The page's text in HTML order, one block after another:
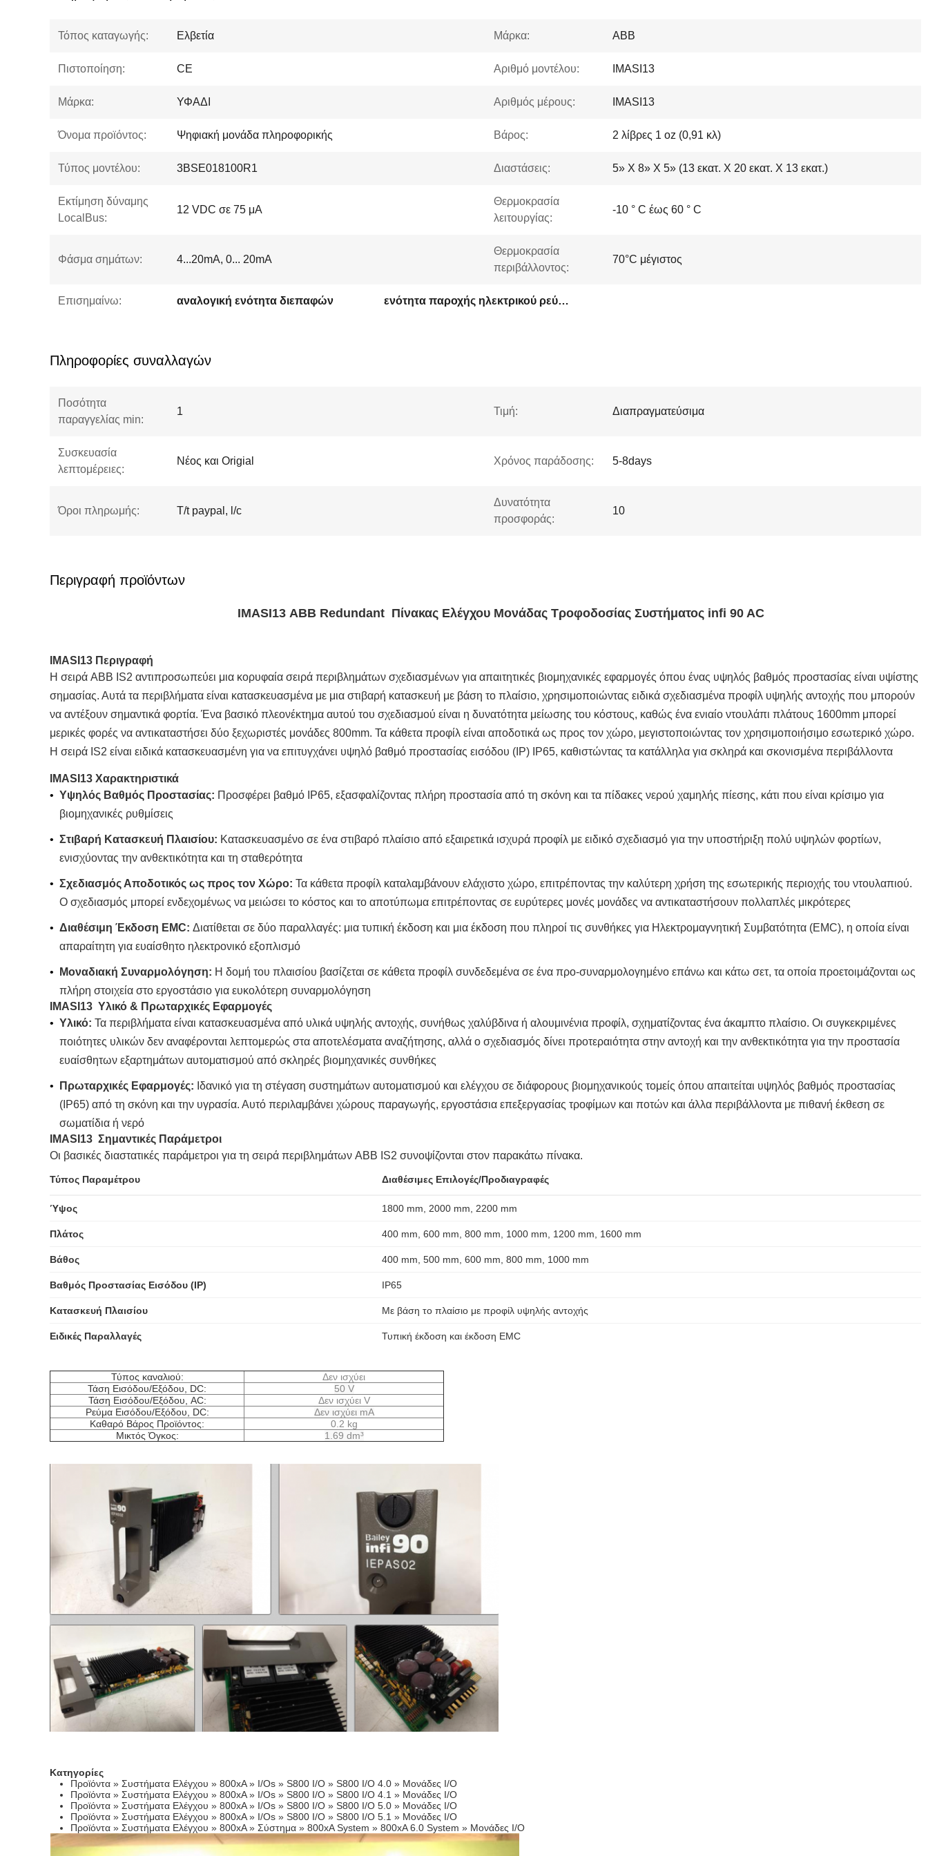
Τόπος καταγωγής: Ελβετία Μάρκα: ABB
Πιστοποίηση: CE Αριθμό μοντέλου: IMASI13
Μάρκα: ΥΦΑΔΙ Αριθμός μέρους: IMASI13
Όνομα προϊόντος: Ψηφιακή μονάδα πληροφορικής Βάρος: 2 λίβρες 1 oz (0,91 κλ)
Τύπος μοντέλου: 3BSE018100R1 Διαστάσεις: 5» Χ 8» Χ 5» (13 εκατ. Χ 20 εκατ. Χ 13 εκατ.)
Εκτίμηση δύναμης
LocalBus:
12 VDC σε 75 μΑ
Θερμοκρασία
λειτουργίας:
-10 ° C έως 60 ° C
Φάσμα σημάτων: 4...20mA, 0... 20mA
Θερμοκρασία
περιβάλλοντος:
70°C μέγιστος
Επισημαίνω: αναλογική ενότητα διεπαφών ενότητα παροχής ηλεκτρικού ρεύματος PLC
Πληροφορίες συναλλαγών
Ποσότητα
παραγγελίας min:
1 Τιμή: Διαπραγματεύσιμα
Συσκευασία
λεπτομέρειες:
Νέος και Origial Χρόνος παράδοσης: 5-8days
Όροι πληρωμής: T/t paypal, l/c
Δυνατότητα
προσφοράς:
10
Περιγραφή προϊόντων
IMASI13 ABB Redundant Πίνακας Ελέγχου Μονάδας Τροφοδοσίας Συστήματος infi 90 AC
IMASI13 Περιγραφή​
Η σειρά ABB IS2 αντιπροσωπεύει μια κορυφαία σειρά περιβλημάτων σχεδιασμένων για απαιτητικές βιομηχανικές εφαρμογές όπου ένας υψηλός βαθμός προστασίας είναι υψίστης
σημασίας. Αυτά τα περιβλήματα είναι κατασκευασμένα με μια στιβαρή κατασκευή με βάση το πλαίσιο, χρησιμοποιώντας ειδικά σχεδιασμένα προφίλ υψηλής αντοχής που μπορούν
να αντέξουν σημαντικά φορτία. Ένα βασικό πλεονέκτημα αυτού του σχεδιασμού είναι η δυνατότητα μείωσης του κόστους, καθώς ένα ενιαίο ντουλάπι πλάτους 1600mm μπορεί
μερικές φορές να αντικαταστήσει δύο ξεχωριστές μονάδες 800mm. Τα κάθετα προφίλ είναι αποδοτικά ως προς τον χώρο, μεγιστοποιώντας τον χρησιμοποιήσιμο εσωτερικό χώρο.
Η σειρά IS2 είναι ειδικά κατασκευασμένη για να επιτυγχάνει υψηλό βαθμό προστασίας εισόδου (IP) IP65, καθιστώντας τα κατάλληλα για σκληρά και σκονισμένα περιβάλλοντα
IMASI13 Χαρακτηριστικά​
• ​Υψηλός Βαθμός Προστασίας:​ ​ Προσφέρει βαθμό IP65, εξασφαλίζοντας πλήρη προστασία από τη σκόνη και τα πίδακες νερού χαμηλής πίεσης, κάτι που είναι κρίσιμο για
βιομηχανικές ρυθμίσεις
• ​Στιβαρή Κατασκευή Πλαισίου:​ ​ Κατασκευασμένο σε ένα στιβαρό πλαίσιο από εξαιρετικά ισχυρά προφίλ με ειδικό σχεδιασμό για την υποστήριξη πολύ υψηλών φορτίων,
ενισχύοντας την ανθεκτικότητα και τη σταθερότητα
• ​Σχεδιασμός Αποδοτικός ως προς τον Χώρο:​ ​ Τα κάθετα προφίλ καταλαμβάνουν ελάχιστο χώρο, επιτρέποντας την καλύτερη χρήση της εσωτερικής περιοχής του ντουλαπιού.
Ο σχεδιασμός μπορεί ενδεχομένως να μειώσει το κόστος και το αποτύπωμα επιτρέποντας σε ευρύτερες μονές μονάδες να αντικαταστήσουν πολλαπλές μικρότερες
• ​Διαθέσιμη Έκδοση EMC:​ ​ Διατίθεται σε δύο παραλλαγές: μια τυπική έκδοση και μια έκδοση που πληροί τις συνθήκες για Ηλεκτρομαγνητική Συμβατότητα (EMC), η οποία είναι
απαραίτητη για ευαίσθητο ηλεκτρονικό εξοπλισμό
• ​Μοναδιακή Συναρμολόγηση:​ ​ Η δομή του πλαισίου βασίζεται σε κάθετα προφίλ συνδεδεμένα σε ένα προ-συναρμολογημένο επάνω και κάτω σετ, τα οποία προετοιμάζονται ως
πλήρη στοιχεία στο εργοστάσιο για ευκολότερη συναρμολόγηση
IMASI13 Υλικό & Πρωταρχικές Εφαρμογές​
• ​Υλικό:​ ​ Τα περιβλήματα είναι κατασκευασμένα από υλικά υψηλής αντοχής, συνήθως χαλύβδινα ή αλουμινένια προφίλ, σχηματίζοντας ένα άκαμπτο πλαίσιο. Οι συγκεκριμένες
ποιότητες υλικών δεν αναφέρονται λεπτομερώς στα αποτελέσματα αναζήτησης, αλλά ο σχεδιασμός δίνει προτεραιότητα στην αντοχή και την ανθεκτικότητα για την προστασία
ευαίσθητων εξαρτημάτων αυτοματισμού από σκληρές βιομηχανικές συνθήκες
• ​Πρωταρχικές Εφαρμογές:​ ​ Ιδανικό για τη στέγαση συστημάτων αυτοματισμού και ελέγχου σε διάφορους βιομηχανικούς τομείς όπου απαιτείται υψηλός βαθμός προστασίας
(IP65) από τη σκόνη και την υγρασία. Αυτό περιλαμβάνει χώρους παραγωγής, εργοστάσια επεξεργασίας τροφίμων και ποτών και άλλα περιβάλλοντα με πιθανή έκθεση σε
σωματίδια ή νερό
IMASI13 Σημαντικές Παράμετροι​
Οι βασικές διαστατικές παράμετροι για τη σειρά περιβλημάτων ABB IS2 συνοψίζονται στον παρακάτω πίνακα.
Τύπος Παραμέτρου Διαθέσιμες Επιλογές/Προδιαγραφές
​Ύψος​ 1800 mm, 2000 mm, 2200 mm
​Πλάτος​ 400 mm, 600 mm, 800 mm, 1000 mm, 1200 mm, 1600 mm
​Βάθος​ 400 mm, 500 mm, 600 mm, 800 mm, 1000 mm
​Βαθμός Προστασίας Εισόδου (IP)​ IP65
​Κατασκευή Πλαισίου​ Με βάση το πλαίσιο με προφίλ υψηλής αντοχής
​Ειδικές Παραλλαγές​ Τυπική έκδοση και έκδοση EMC
Τύπος καναλιού:
Δεν ισχύει
Τάση Εισόδου/Εξόδου, DC:
50 V
Τάση Εισόδου/Εξόδου, AC:
Δεν ισχύει V
Ρεύμα Εισόδου/Εξόδου, DC:
Δεν ισχύει mA
Καθαρό Βάρος Προϊόντος:
0.2 kg
Μικτός Όγκος:
1.69 dm³
Κατηγορίες
Προϊόντα » Συστήματα Ελέγχου » 800xA » I/Os » S800 I/O » S800 I/O 4.0 » Μονάδες I/O
Προϊόντα » Συστήματα Ελέγχου » 800xA » I/Os » S800 I/O » S800 I/O 4.1 » Μονάδες I/O
Προϊόντα » Συστήματα Ελέγχου » 800xA » I/Os » S800 I/O » S800 I/O 5.0 » Μονάδες I/O
Προϊόντα » Συστήματα Ελέγχου » 800xA » I/Os » S800 I/O » S800 I/O 5.1 » Μονάδες I/O
Προϊόντα » Συστήματα Ελέγχου » 800xA » Σύστημα » 800xA System » 800xA 6.0 System » Μονάδες I/O